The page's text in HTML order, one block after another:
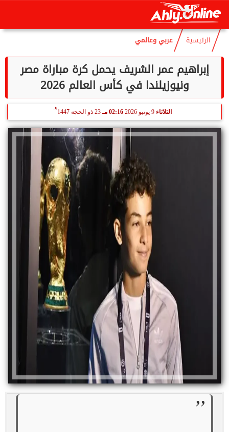
السبت
الرئيسية عربي وعالمي
إبراهيم عمر الشريف يحمل كرة مباراة مصر
ونيوزيلندا في كأس العالم 2026
الثلاثاء 02:16 مـ 23 ذو الحجة 1447
هـ